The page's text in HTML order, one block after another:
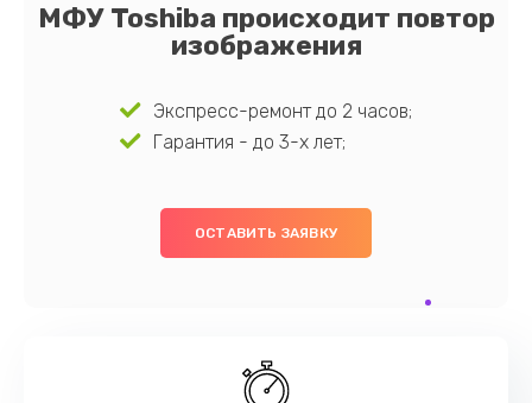
МФУ Toshiba происходит повтор
изображения
Экспресс-ремонт до 2 часов;
Гарантия - до 3-х лет;
ОСТАВИТЬ ЗАЯВКУ